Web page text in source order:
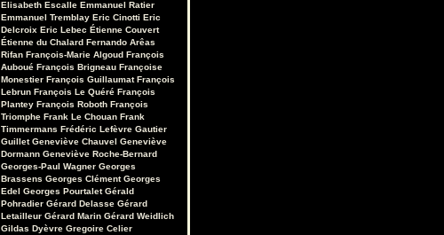
Elisabeth Escalle Emmanuel Ratier
Emmanuel Tremblay Eric Cinotti Eric
Delcroix Eric Lebec Étienne Couvert
Étienne du Chalard Fernando Arêas
Rifan François-Marie Algoud François
Auboué François Brigneau Françoise
Monestier François Guillaumat François
Lebrun François Le Quéré François
Plantey François Roboth François
Triomphe Frank Le Chouan Frank
Timmermans Frédéric Lefèvre Gautier
Guillet Geneviève Chauvel Geneviève
Dormann Geneviève Roche-Bernard
Georges-Paul Wagner Georges
Brassens Georges Clément Georges
Edel Georges Pourtalet Gérald
Pohradier Gérard Delasse Gérard
Letailleur Gérard Marin Gérard Weidlich
Gildas Dyèvre Gregoire Celier